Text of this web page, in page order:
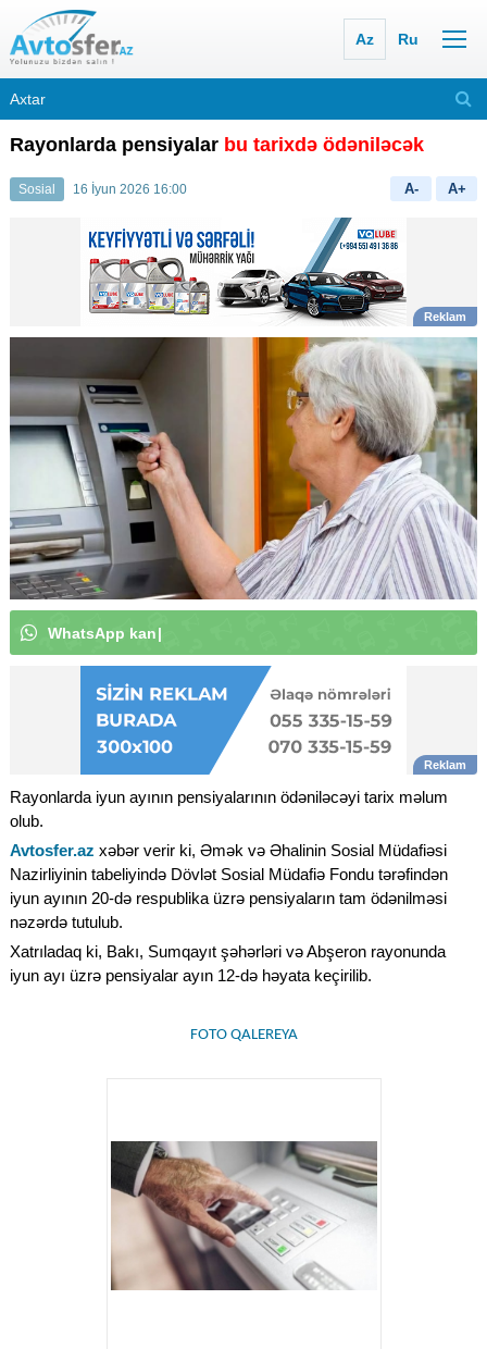
Az Ru
Rayonlarda pensiyalar bu tarixdə ödəniləcək
Sosial 16 İyun 2026 16:00 A- A+
WhatsApp kana
Rayonlarda iyun ayının pensiyalarının ödəniləcəyi tarix məlum
olub.
Avtosfer.az xəbər verir ki, Əmək və Əhalinin Sosial Müdafiəsi
Nazirliyinin tabeliyində Dövlət Sosial Müdafiə Fondu tərəfindən
iyun ayının 20-də respublika üzrə pensiyaların tam ödənilməsi
nəzərdə tutulub.
Xatrıladaq ki, Bakı, Sumqayıt şəhərləri və Abşeron rayonunda
iyun ayı üzrə pensiyalar ayın 12-də həyata keçirilib.
FOTO QALEREYA